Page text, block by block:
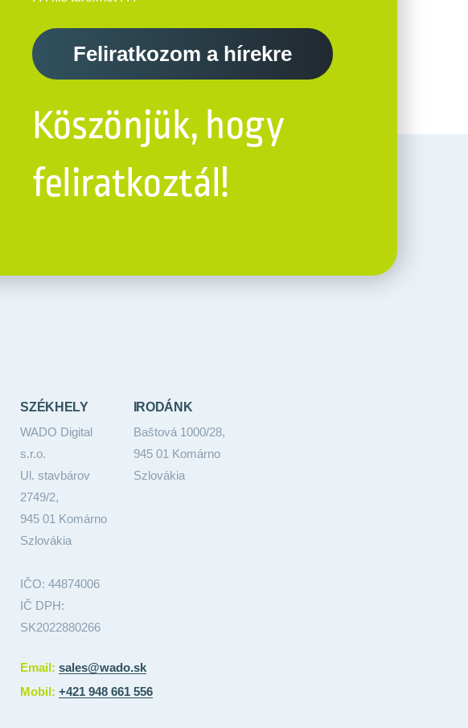
Feliratkozom a hírekre
Köszönjük, hogy
feliratkoztál!
SZÉKHELY
WADO Digital
s.r.o.
Ul. stavbárov
2749/2,
945 01 Komárno
Szlovákia
IČO: 44874006
IČ DPH:
SK2022880266
IRODÁNK
Baštová 1000/28,
945 01 Komárno
Szlovákia
Email:sales@wado.sk
Mobil:+421 948 661 556